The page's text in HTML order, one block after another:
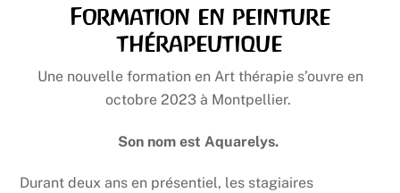
Formation en peinture
thérapeutique
Une nouvelle formation en Art thérapie s’ouvre en
octobre 2023 à Montpellier.
Son nom est Aquarelys.
Durant deux ans en présentiel, les stagiaires